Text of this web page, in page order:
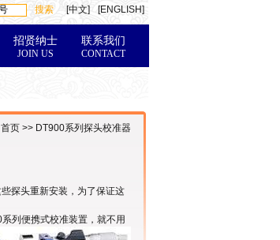
[ENGLISH]
[中文]
招贤纳士
JOIN US
联系我们
CONTACT
首页 >> DT900系列探头校准器
探头重新安装，为了保证这
列便携式校准装置，就不用